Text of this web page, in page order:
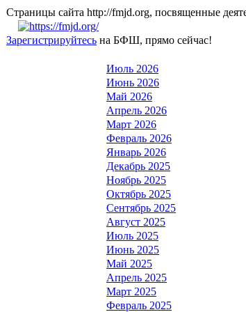
Страницы сайта http://fmjd.org, посвященные
Зарегистрируйтесь на БФШ, прямо сейчас!
Июль 2026
Июнь 2026
Май 2026
Апрель 2026
Март 2026
Февраль 2026
Январь 2026
Декабрь 2025
Ноябрь 2025
Октябрь 2025
Сентябрь 2025
Август 2025
Июль 2025
Июнь 2025
Май 2025
Апрель 2025
Март 2025
Февраль 2025